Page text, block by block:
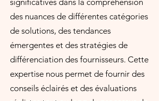
significatives dans la compréhension
des nuances de différentes catégories
de solutions, des tendances
émergentes et des stratégies de
différenciation des fournisseurs. Cette
expertise nous permet de fournir des
conseils éclairés et des évaluations